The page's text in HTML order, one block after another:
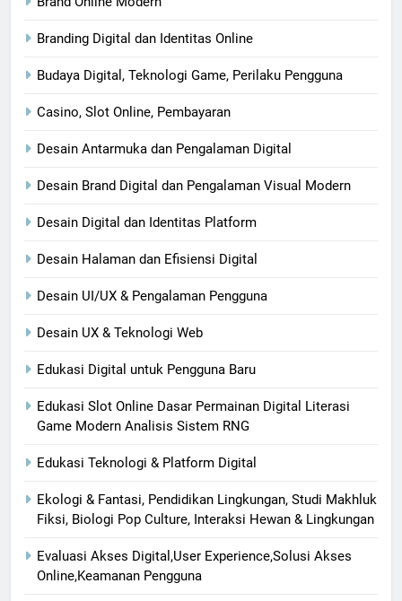
Branding Digital dan Identitas Online
Budaya Digital, Teknologi Game, Perilaku Pengguna
Casino, Slot Online, Pembayaran
Desain Antarmuka dan Pengalaman Digital
Desain Brand Digital dan Pengalaman Visual Modern
Desain Digital dan Identitas Platform
Desain Halaman dan Efisiensi Digital
Desain UI/UX & Pengalaman Pengguna
Desain UX & Teknologi Web
Edukasi Digital untuk Pengguna Baru
Edukasi Slot Online Dasar Permainan Digital Literasi
Game Modern Analisis Sistem RNG
Edukasi Teknologi & Platform Digital
Ekologi & Fantasi, Pendidikan Lingkungan, Studi Makhluk
Fiksi, Biologi Pop Culture, Interaksi Hewan & Lingkungan
Evaluasi Akses Digital,User Experience,Solusi Akses
Online,Keamanan Pengguna